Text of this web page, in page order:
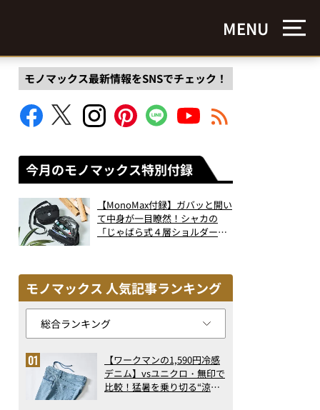
MENU
モノマックス最新情報をSNSでチェック！
今月のモノマックス特別付録
【MonoMax付録】ガバッと開い
て中身が一目瞭然！シャカの
「じゃばら式４層ショルダーバ
モノマックス 人気記事ランキング
【ワークマンの1,590円冷感
デニム】vsユニクロ・無印で
比較！猛暑を乗り切る“涼感